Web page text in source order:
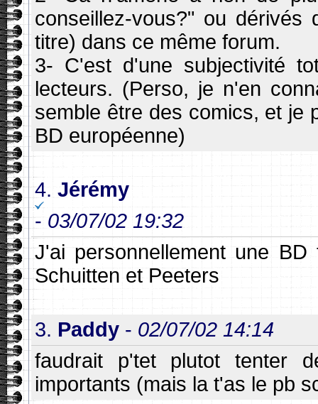
conseillez-vous?" ou
titre) dans ce même forum.
3- C'est d'une subjectivité
lecteurs. (Perso, je n'en
semble être des comics, et je
BD européenne)
4. Jérémy
- 03/07/02 19:32
J'ai personnellement une
Schuitten et Peeters
3. Paddy - 02/07/02 14:14
faudrait p'tet plutot tenter
importants (mais la t'as le pb